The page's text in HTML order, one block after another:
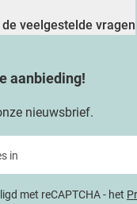
de veelgestelde vragen
aanbieding!
nieuwsbrief.
met reCAPTCHA - het